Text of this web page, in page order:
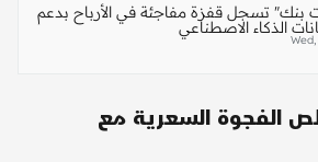
تسجل قفزة مفاجئة في الأرباح بدعم
الذكاء الاصطناعي
الفجوة السعرية مع